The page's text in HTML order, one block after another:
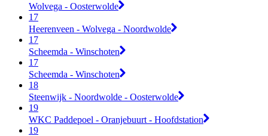
Wolvega - Oosterwolde
17
Heerenveen - Wolvega - Noordwolde
17
Scheemda - Winschoten
17
Scheemda - Winschoten
18
Steenwijk - Noordwolde - Oosterwolde
19
WKC Paddepoel - Oranjebuurt - Hoofdstation
19